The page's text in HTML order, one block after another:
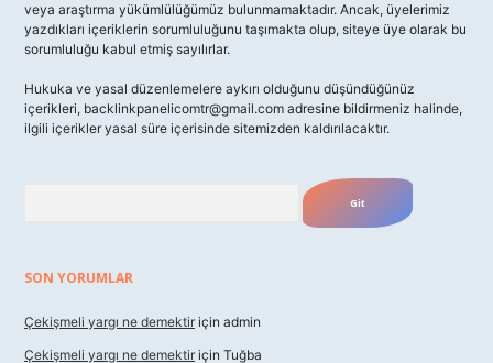
veya araştırma yükümlülüğümüz bulunmamaktadır. Ancak, üyelerimiz
yazdıkları içeriklerin sorumluluğunu taşımakta olup, siteye üye olarak bu
sorumluluğu kabul etmiş sayılırlar.
Hukuka ve yasal düzenlemelere aykırı olduğunu düşündüğünüz
içerikleri, backlinkpanelicomtr@gmail.com adresine bildirmeniz halinde,
ilgili içerikler yasal süre içerisinde sitemizden kaldırılacaktır.
SON YORUMLAR
Çekişmeli yargı ne demektir için admin
Çekişmeli yargı ne demektir için Tuğba